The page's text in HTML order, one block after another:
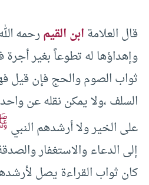
قال العلامةابن القيمرحمه
وإهداؤها له تطوعاً بغير
ثواب الصوم والحج فإن قيل
السلف ،ولا يمكن نقله عن
على الخير ولا أرشدهم النبي
إلى الدعاء والاستغفار
كان ثواب القراءة يصل